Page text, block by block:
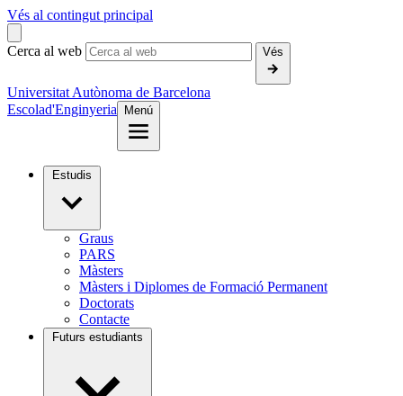
Vés al contingut principal
Cerca al web Vés
Universitat Autònoma de Barcelona
Escolad'Enginyeria Menú
Estudis
Graus
PARS
Màsters
Màsters i Diplomes de Formació Permanent
Doctorats
Contacte
Futurs estudiants